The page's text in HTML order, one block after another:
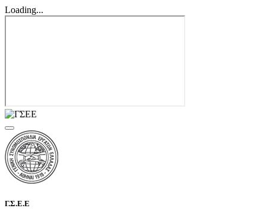
Loading...
Γ.Σ.Ε.Ε